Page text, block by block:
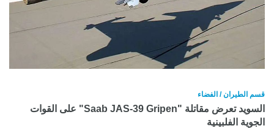
قسم الطيران / الفضاء
السويد تعرض مقاتلة "Saab JAS-39 Gripen" على القوات
الجوية الفلبينية